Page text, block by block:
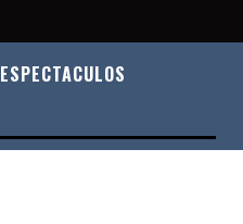
ESPECTACULOS